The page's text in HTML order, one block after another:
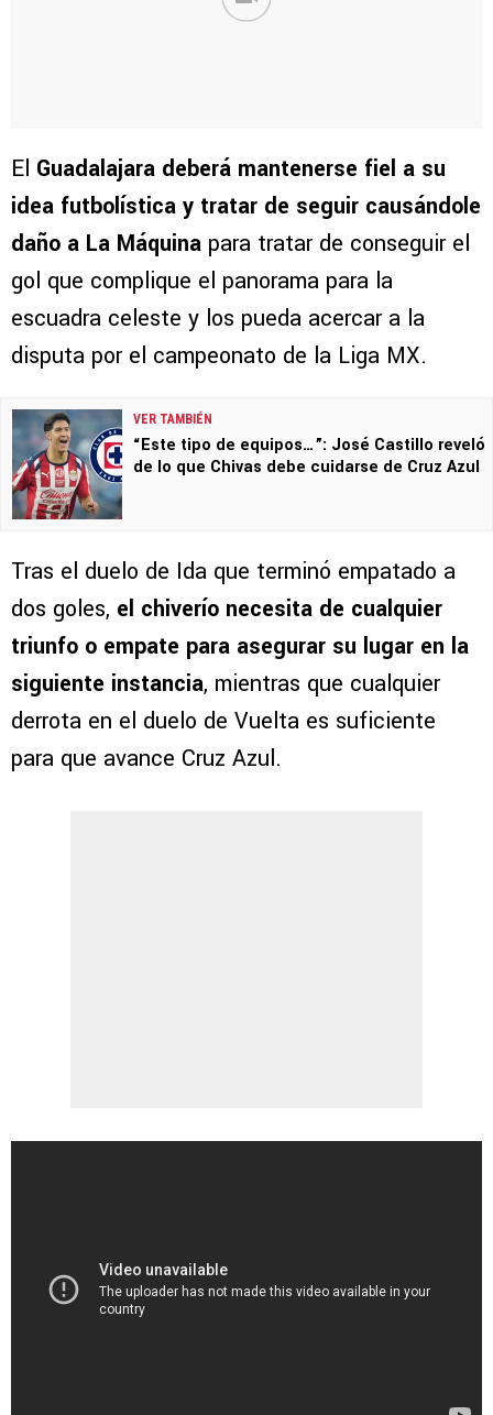
El Guadalajara deberá mantenerse fiel a su
idea futbolística y tratar de seguir causándole
daño a La Máquina para tratar de conseguir el
gol que complique el panorama para la
escuadra celeste y los pueda acercar a la
disputa por el campeonato de la Liga MX.
VER TAMBIÉN
“Este tipo de equipos…”: José Castillo reveló
de lo que Chivas debe cuidarse de Cruz Azul
Tras el duelo de Ida que terminó empatado a
dos goles, el chiverío necesita de cualquier
triunfo o empate para asegurar su lugar en la
siguiente instancia, mientras que cualquier
derrota en el duelo de Vuelta es suficiente
para que avance Cruz Azul.